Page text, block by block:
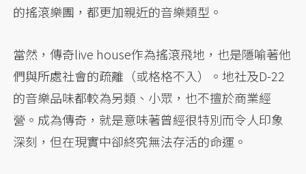
的搖滾樂團，都更加親近的音樂類型。
當然，傳奇live house作為搖滾飛地，也是隱喻著他
們與所處社會的疏離（或格格不入）。地社及D-22
的音樂品味都較為另類、小眾，也不擅於商業經
營。成為傳奇，就是意味著曾經很特別而令人印象
深刻，但在現實中卻終究無法存活的命運。